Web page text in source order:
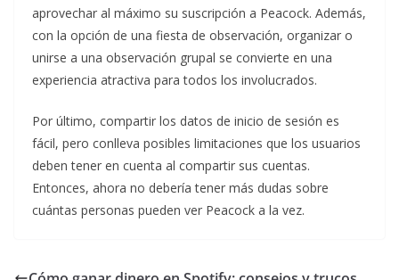
aprovechar al máximo su suscripción a Peacock. Además,
con la opción de una fiesta de observación, organizar o
unirse a una observación grupal se convierte en una
experiencia atractiva para todos los involucrados.
Por último, compartir los datos de inicio de sesión es
fácil, pero conlleva posibles limitaciones que los usuarios
deben tener en cuenta al compartir sus cuentas.
Entonces, ahora no debería tener más dudas sobre
cuántas personas pueden ver Peacock a la vez.